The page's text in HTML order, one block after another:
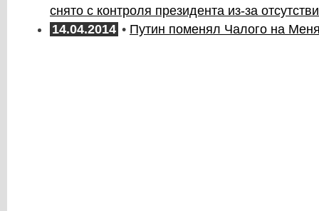
снято с контроля президента из-за
14.04.2014 • Путин поменял Чалого на